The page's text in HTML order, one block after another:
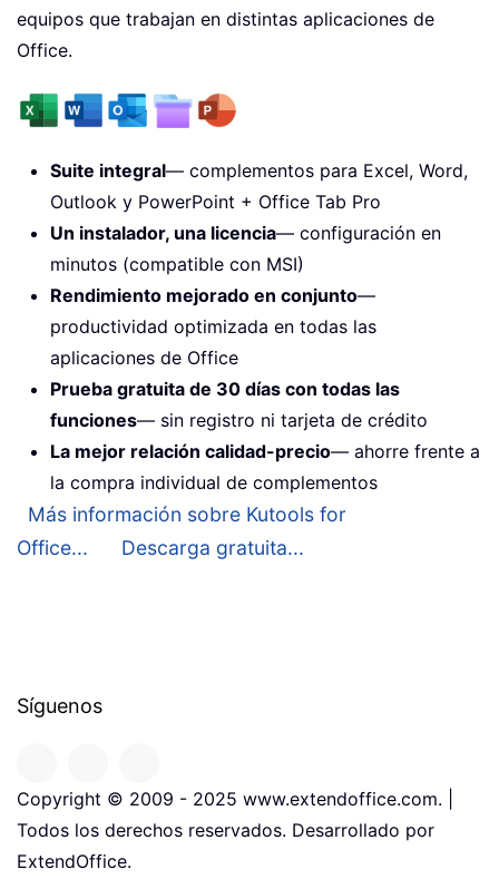
equipos que trabajan en distintas aplicaciones de
Office.
Suite integral— complementos para Excel, Word,
Outlook y PowerPoint + Office Tab Pro
Un instalador, una licencia— configuración en
minutos (compatible con MSI)
Rendimiento mejorado en conjunto—
productividad optimizada en todas las
aplicaciones de Office
Prueba gratuita de 30 días con todas las
funciones— sin registro ni tarjeta de crédito
La mejor relación calidad-precio— ahorre frente a
la compra individual de complementos
Más información sobre Kutools for
Office...
Descarga gratuita...
Síguenos
Copyright © 2009 - 2025 www.extendoffice.com. |
Todos los derechos reservados. Desarrollado por
ExtendOffice.